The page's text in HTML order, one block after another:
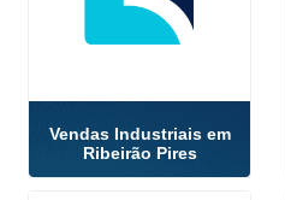
Vendas Industriais em
Ribeirão Pires